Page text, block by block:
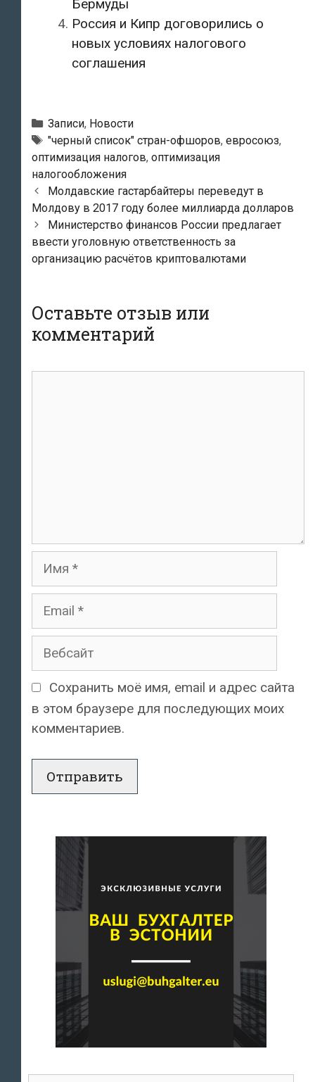
Бермуды
Россия и Кипр договорились о
новых условиях налогового
соглашения
Рубрики
Записи, Новости
Метки
"черный список" стран-офшоров, евросоюз,
оптимизация налогов, оптимизация
налогообложения
Навигация
по
записям
Молдавские гастарбайтеры переведут в
Молдову в 2017 году более миллиарда долларов
Министерство финансов России предлагает
ввести уголовную ответственность за
организацию расчётов криптовалютами
Оставьте отзыв или
комментарий
Имя
Email
Вебсайт
Сохранить моё имя, email и адрес сайта
в этом браузере для последующих моих
комментариев.